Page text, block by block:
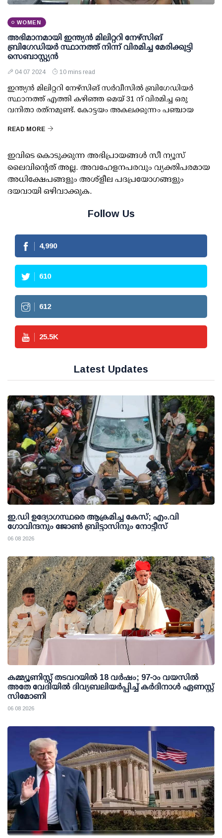
WOMEN
അഭിമാനമായി ഇന്ത്യന്‍ മിലിറ്ററി നേഴ്‌സിങ്
ബ്രിഗേഡിയര്‍ സ്ഥാനത്ത് നിന്ന് വിരമിച്ച മേരിക്കുട്ടി
സെബാസ്റ്റ്യന്‍
04 07 2024 10 mins read
ഇന്ത്യന്‍ മിലിറ്ററി നേഴ്‌സിങ് സര്‍വീസില്‍ ബ്രിഗേഡിയര്‍
സ്ഥാനത്ത് എത്തി കഴിഞ്ഞ മെയ് 31 ന് വിരമിച്ച ഒരു
വനിതാ രത്‌നമുണ്ട്. കോട്ടയം അകലക്കുന്നം പഞ്ചായ
READ MORE
ഇവിടെ കൊടുക്കുന്ന അഭിപ്രായങ്ങള്‍ സീ ന്യൂസ്
ലൈവിന്റെത് അല്ല. അവഹേളനപരവും വ്യക്തിപരമായ
അധിക്ഷേപങ്ങളും അശ്‌ളീല പദപ്രയോഗങ്ങളും
ദയവായി ഒഴിവാക്കുക.
Follow Us
4,990
610
612
25.5K
Latest Updates
ഇ.ഡി ഉദ്യോഗസ്ഥരെ ആക്രമിച്ച കേസ്; എം.വി
ഗോവിന്ദനും ജോണ്‍ ബ്രിട്ടാസിനും നോട്ടീസ്
06 08 2026
കമ്മ്യൂണിസ്റ്റ് തടവറയില്‍ 18 വര്‍ഷം; 97-ാം വയസില്‍
അതേ വേദിയില്‍ ദിവ്യബലിയര്‍പ്പിച്ച് കര്‍ദിനാള്‍ ഏണസ്റ്റ്
സിമോണി
06 08 2026